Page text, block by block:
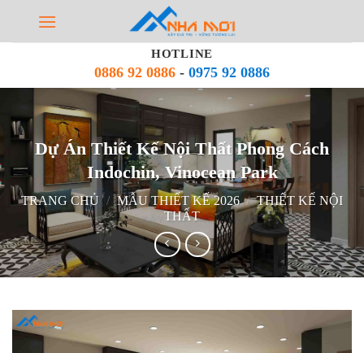
HOTLINE
0886 92 0886 - 0975 92 0886
Dự Án Thiết Kế Nội Thất Phong Cách
Indochin, Vinocean Park
TRANG CHỦ / MẪU THIẾT KẾ 2026 / THIẾT KẾ NỘI
THẤT